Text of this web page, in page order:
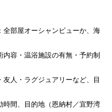
全部屋オーシャンビューか、海
内容・温浴施設の有無・予約制
友人・ラグジュアリーなど、目
時間、目的地（恩納村／宜野湾